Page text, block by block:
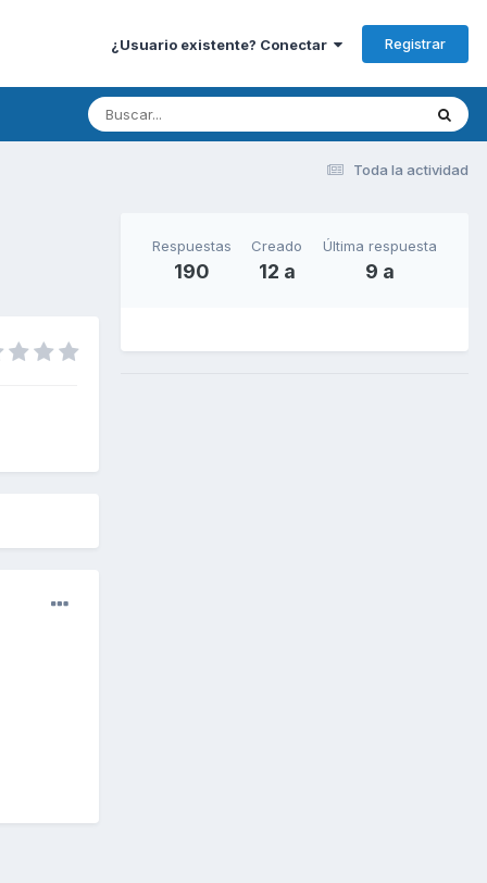
¿Usuario existente? Conectar Registrar
Toda la actividad
Respuestas
190
Creado
12 a
Última respuesta
9 a